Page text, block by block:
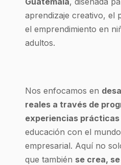
aprendizaje creativo, el
el emprendimiento en
adultos.
Nos enfocamos en
reales a través de
experiencias prácticas
educación con el
empresarial. Aquí no
que también se crea,